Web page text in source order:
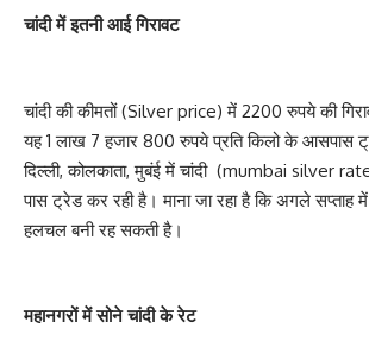
चांदी में इतनी आई गिरावट
चांदी की कीमतों (Silver price) में 2200 रुपये की
यह 1 लाख 7 हजार 800 रुपये प्रति किलो के आसपास
दिल्ली, कोलकाता, मुबंई में चांदी (mumbai silver
पास ट्रेड कर रही है। माना जा रहा है कि अगले सप्ताह में
हलचल बनी रह सकती है।
महानगरों में सोने चांदी के रेट